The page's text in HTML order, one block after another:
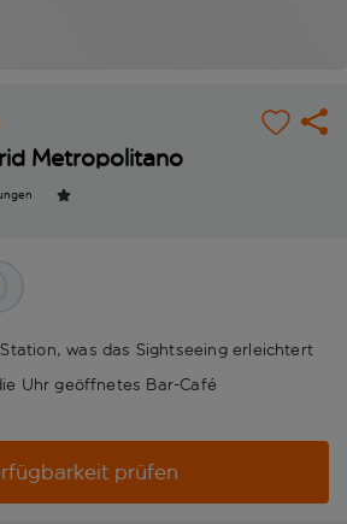
Metropolitano
was das Sightseeing erleichtert
Uhr geöffnetes Bar-Café
prüfen